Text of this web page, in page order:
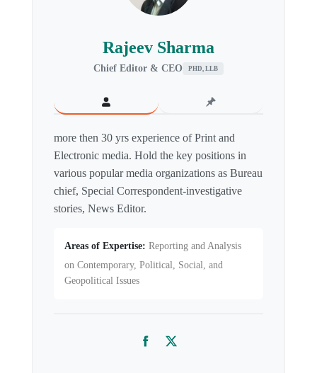
Rajeev Sharma
Chief Editor & CEO PHD, LLB
more then 30 yrs experience of Print and
Electronic media. Hold the key positions in
various popular media organizations as Bureau
chief, Special Correspondent-investigative
stories, News Editor.
Areas of Expertise: Reporting and Analysis
on Contemporary, Political, Social, and
Geopolitical Issues
FacebookTwitter